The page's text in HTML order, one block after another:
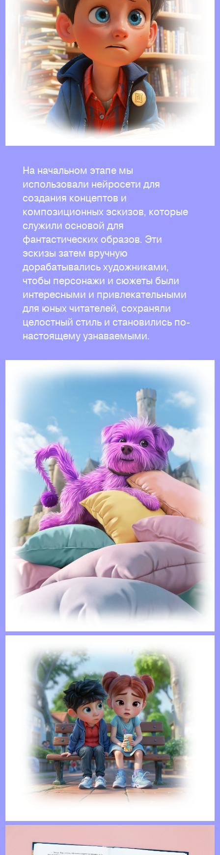
На начальном этапе мы
использовали нейросети для
создания концептов и
композиционных эскизов, которые
служили основой для
фантастических образов. Эти
эскизы затем вручную
дорабатывались художниками,
чтобы персонажи и сюжеты были
интересными и привлекательными
для юных читателей, сохраняли
целостный стиль и становились по-
настоящему узнаваемыми.